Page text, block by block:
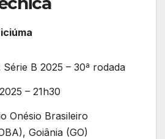
B 2025 – 30ª rodada
– 21h30
Onésio Brasileiro
Goiânia (GO)